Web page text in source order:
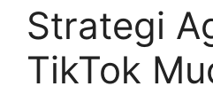
Strategi
TikTok